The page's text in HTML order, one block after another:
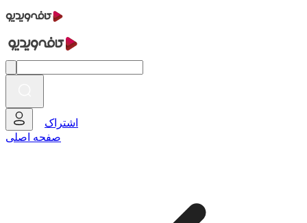
اشتراک
صفحه اصلی